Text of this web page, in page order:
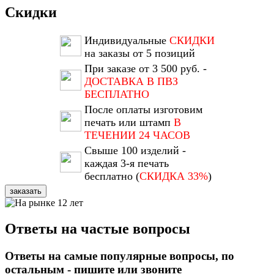
Скидки
Индивидуальные СКИДКИ
на заказы от 5 позиций
При заказе от 3 500 руб. -
ДОСТАВКА В ПВЗ
БЕСПЛАТНО
После оплаты изготовим
печать или штамп В
ТЕЧЕНИИ 24 ЧАСОВ
Свыше 100 изделий -
каждая 3-я печать
бесплатно (СКИДКА 33%)
заказать
Ответы на частые вопросы
Ответы на самые популярные вопросы, по
остальным - пишите или звоните